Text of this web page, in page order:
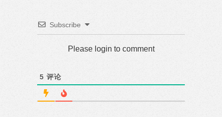
Subscribe
Please login to comment
5 评论